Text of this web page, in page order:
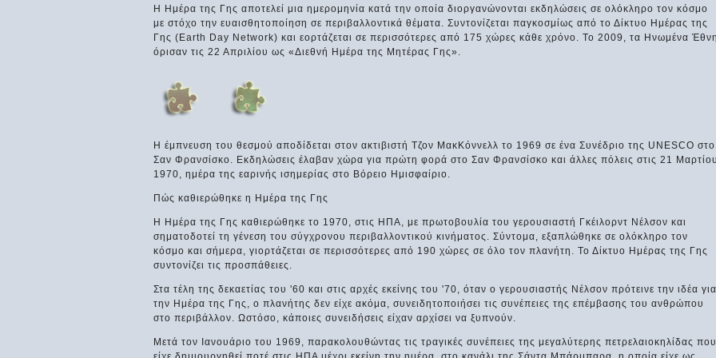
Η Ημέρα της Γης αποτελεί μια ημερομηνία κατά την οποία διοργανώνονται εκδηλώσεις σε ολόκληρο τον κόσμο
με στόχο την ευαισθητοποίηση σε περιβαλλοντικά θέματα. Συντονίζεται παγκοσμίως από το Δίκτυο Ημέρας της
Γης (Earth Day Network) και εορτάζεται σε περισσότερες από 175 χώρες κάθε χρόνο. Το 2009, τα Ηνωμένα Έθνη
όρισαν τις 22 Απριλίου ως «Διεθνή Ημέρα της Μητέρας Γης».
Η έμπνευση του θεσμού αποδίδεται στον ακτιβιστή Τζον ΜακΚόννελλ το 1969 σε ένα Συνέδριο της UNESCO στο
Σαν Φρανσίσκο. Εκδηλώσεις έλαβαν χώρα για πρώτη φορά στο Σαν Φρανσίσκο και άλλες πόλεις στις 21 Μαρτίου
1970, ημέρα της εαρινής ισημερίας στο Βόρειο Ημισφαίριο.
Πώς καθιερώθηκε η Ημέρα της Γης
Η Ημέρα της Γης καθιερώθηκε το 1970, στις ΗΠΑ, με πρωτοβουλία του γερουσιαστή Γκέιλορντ Νέλσον και
σηματοδοτεί τη γένεση του σύγχρονου περιβαλλοντικού κινήματος. Σύντομα, εξαπλώθηκε σε ολόκληρο τον
κόσμο και σήμερα, γιορτάζεται σε περισσότερες από 190 χώρες σε όλο τον πλανήτη. Το Δίκτυο Ημέρας της Γης
συντονίζει τις προσπάθειες.
Στα τέλη της δεκαετίας του '60 και στις αρχές εκείνης του '70, όταν ο γερουσιαστής Νέλσον πρότεινε την ιδέα για
την Ημέρα της Γης, ο πλανήτης δεν είχε ακόμα, συνειδητοποιήσει τις συνέπειες της επέμβασης του ανθρώπου
στο περιβάλλον. Ωστόσο, κάποιες συνειδήσεις είχαν αρχίσει να ξυπνούν.
Μετά τον Ιανουάριο του 1969, παρακολουθώντας τις τραγικές συνέπειες της μεγαλύτερης πετρελαιοκηλίδας που